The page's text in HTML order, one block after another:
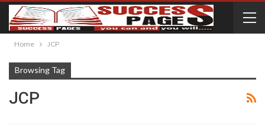
Home JCP
Browsing Tag
JCP